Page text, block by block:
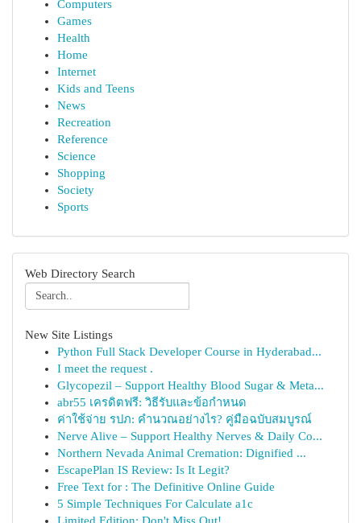
Computers
Games
Health
Home
Internet
Kids and Teens
News
Recreation
Reference
Science
Shopping
Society
Sports
Web Directory Search
New Site Listings
Python Full Stack Developer Course in Hyderabad...
I meet the request .
Glycopezil – Support Healthy Blood Sugar & Meta...
abr55 เครดิตฟรี: วิธีรับและข้อกำหนด
ค่าใช้จ่าย รปภ: คำนวณอย่างไร? คู่มือฉบับสมบูรณ์
Nerve Alive – Support Healthy Nerves & Daily Co...
Northern Nevada Animal Cremation: Dignified ...
EscapePlan IS Review: Is It Legit?
Free Text for : The Definitive Online Guide
5 Simple Techniques For Calculate a1c